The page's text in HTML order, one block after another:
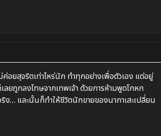
อยสุจริตเท่าไหร่นัก ทำทุกอย่างเพื่อตัวเอง แต่อยู่
ถูกลงโทษจากเทพเจ้า ด้วยการห้ามพูดโกหก
ง… และนั้นก็ทำให้ชีวิตนักขายของนากาเสะเปลี่ยน